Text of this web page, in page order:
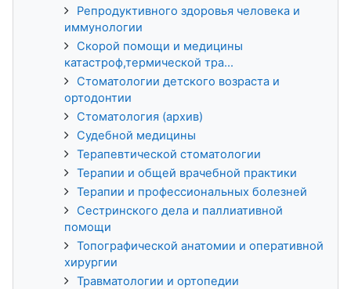
Репродуктивного здоровья человека и
иммунологии
Скорой помощи и медицины
катастроф,термической тра...
Стоматологии детского возраста и
ортодонтии
Стоматология (архив)
Судебной медицины
Терапевтической стоматологии
Терапии и общей врачебной практики
Терапии и профессиональных болезней
Сестринского дела и паллиативной
помощи
Топографической анатомии и оперативной
хирургии
Травматологии и ортопедии